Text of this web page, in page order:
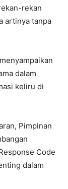
rekan
artinya tanpa
dalam
keliru di
Pimpinan
Code
dalam